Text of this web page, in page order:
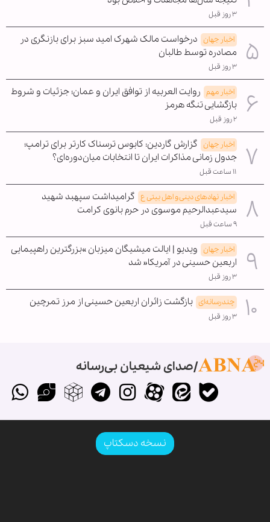
۳ روز قبل
اخبار جهان درخواست مالک شهرک امید سبز برای بازنگری در
مصادره توسط طالبان
۳ روز قبل
اخبار مهم روایت العربیه از توافق ایران و عمان؛ جزئیات و شروط
بازگشایی تنگه هرمز
۲ روز قبل
اخبار جهان گزارش گاردین: کابوس ترسناک کارتر برای ترامپ؛
جدول زمانی مذاکرات ایران تا انتخابات میان‌دوره‌ای؟
۱۱ ساعت قبل
اخبار نهادهای دینی و اهل بیتی ع گرامیداشت سپهبد شهید
سیدعبدالرحیم موسوی در حرم بانوی کرامت
۹ ساعت قبل
اخبار جهان ویدیو | ایالت میشیگان میزبان »بزرگترین راهپیمایی
اربعین حسینی در آمریکا« شد
۳ روز قبل
چندرسانه‌ای بازگشت زائران اربعین حسینی از مرز تمرچین
۳ روز قبل
صدای شیعیان بی‌رسانه
نسخه دسکتاپ